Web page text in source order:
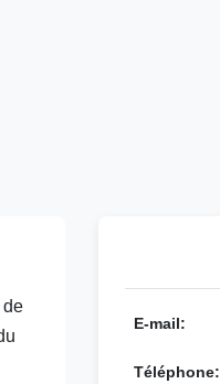
de
E-mail:
Téléphone: